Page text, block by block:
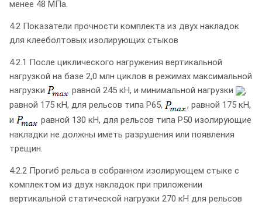
менее 48 МПа.
4.2 Показатели прочности комплекта из двух накладок
для клееболтовых изолирующих стыков
4.2.1 После циклического нагружения вертикальной
нагрузкой на базе 2,0 млн циклов в режимах максимальной
нагрузки
равной 245 кН, и минимальной нагрузки
,
равной 175 кН, для рельсов типа Р65,
, равной 175 кН,
и
равной 130 кН, для рельсов типа Р50 изолирующие
накладки не должны иметь разрушения или появления
трещин.
4.2.2 Прогиб рельса в собранном изолирующем стыке с
комплектом из двух накладок при приложении
вертикальной статической нагрузки 270 кН для рельсов